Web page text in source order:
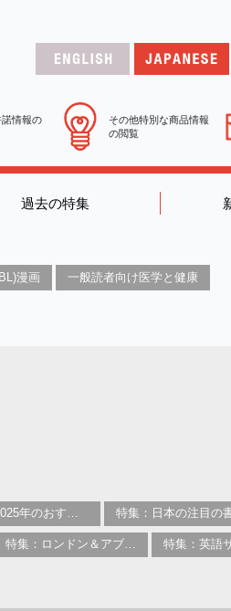
情報の
その他特別な商品情報
の閲覧
過去の特集
漫画 一般読者向け医学と健康
特集：2025年のおすすめ書籍
特集：ロンドン＆アブダビブックフェア2026 特集：英語